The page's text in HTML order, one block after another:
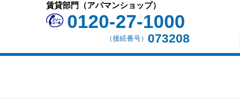
賃貸部門（アパマンショップ）
0120-27-1000
（接続番号） 073208